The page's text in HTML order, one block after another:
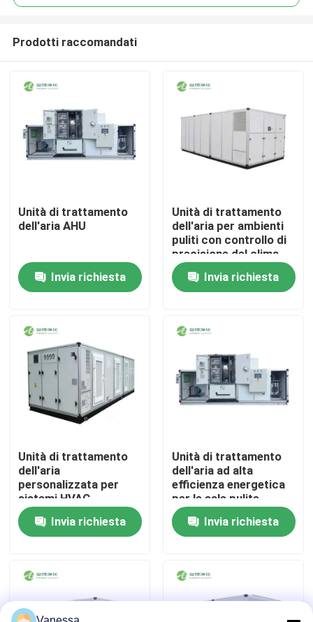
Casa
Prodotti
Giro della fabbrica
Controllo di qualità
Notizie
Casi
Sala operatoria modulare
Stanza pulita modulare
Prodotti raccomandati
Unità di trattamento
dell'aria AHU
Invia richiesta
Unità di trattamento
dell'aria per ambienti
puliti con controllo di
precisione del clima
Invia richiesta
Unità di trattamento
dell'aria
personalizzata per
sistemi HVAC.
Controllo climatico
intelligente.Invia richiesta
Unità di trattamento
dell'aria ad alta
efficienza energetica
per le sale pulite
dell'industria
farmaceutica
Invia richiesta